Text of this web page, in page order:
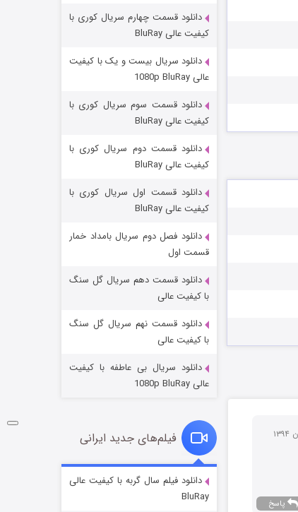
پاسخ
مردگان متحرک: شهر مرده ۳
شکست استوارت در نجات جهان
قسمت 7 (زیرنویس) منتشر شد
شوگر فصل ۲
قسمت
دانلود قسمت چهارم سریال کوری با
کیفیت عالی BluRay
دانلود سریال بیست و یک با کیفیت
عالی 1080p BluRay
دانلود قسمت سوم سریال کوری با
کیفیت عالی BluRay
دانلود قسمت دوم سریال کوری با
کیفیت عالی BluRay
دانلود قسمت اول سریال کوری با
کیفیت عالی BluRay
دانلود فصل دوم سریال بامداد خمار
قسمت اول
دانلود قسمت دهم سریال گل سنگ
با کیفیت عالی
دانلود قسمت نهم سریال گل سنگ
با کیفیت عالی
دانلود سریال بی عاطفه با کیفیت
عالی 1080p BluRay
فیلم‌های جدید ایرانی
دانلود فیلم سال گربه با کیفیت عالی
BluRay